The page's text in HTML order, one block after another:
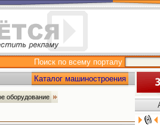
Поиск по всему порталу
Каталог машиностроения
оборудование